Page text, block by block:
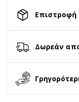
Επιστροφή
Δωρεάν